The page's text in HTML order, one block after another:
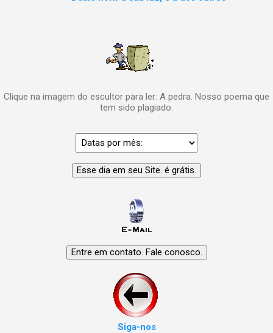
Clique na imagem do escultor para ler: A pedra. Nosso poema que
tem sido plagiado.
Siga-nos